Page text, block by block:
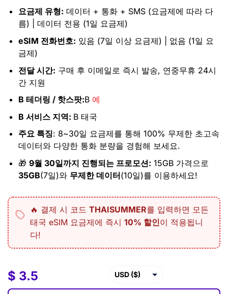
요금제 유형: 데이터 + 통화 + SMS (요금제에 따라 다
름) | 데이터 전용 (1일 요금제)
eSIM 전화번호: 있음 (7일 이상 요금제) | 없음 (1일 요
금제)
전달 시간: 구매 후 이메일로 즉시 발송, 연중무휴 24시
간 지원
B 테더링 / 핫스팟:B 예
B 서비스 지역: B 태국
주요 특징: 8~30일 요금제를 통해 100% 무제한 초고속
데이터와 다양한 통화 분량을 경험해 보세요.
🎁 9월 30일까지 진행되는 프로모션: 15GB 가격으로
35GB(7일)와 무제한 데이터(10일)를 이용하세요!
🔥 결제 시 코드 THAISUMMER를 입력하면 모든
태국 eSIM 요금제에 즉시 10% 할인이 적용됩니
다!
$ 3.5 USD ($)
$ 3.5